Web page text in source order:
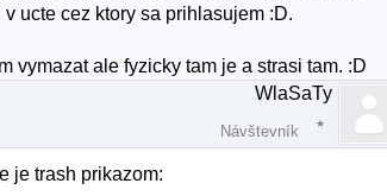
ucte cez ktory sa prihlasujem :D.
vymazat ale fyzicky tam je a strasi tam. :D
WlaSaTy
Návštevník
je trash prikazom: